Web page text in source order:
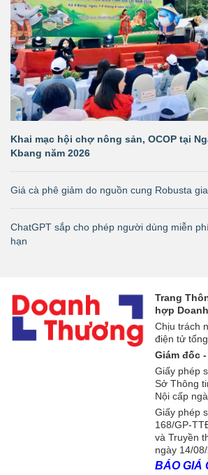
Khai mạc hội chợ nông sản, OCOP tại
Kbang năm 2026
Giá cà phê giảm do nguồn cung Robusta
ChatGPT sắp cho phép người dùng miễn
hạn
Trang
hợp
Chịu trách
điện tử
Giám đốc
Giấy phép
Sở Thông
Nội cấp
Giấy phép
168/GP-
và Truyền
ngày 14/
BÁO GIÁ